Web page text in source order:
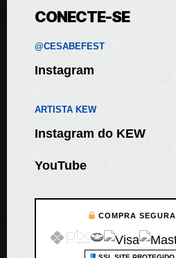
CONECTE-SE
@CESABEFEST
Instagram
ARTISTA KEW
Instagram do KEW
YouTube
COMPRA SEGURA